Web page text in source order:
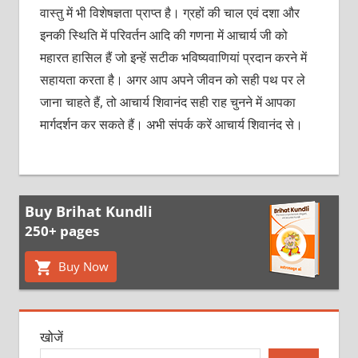
वास्तु में भी विशेषज्ञता प्राप्त है। ग्रहों की चाल एवं दशा और
इनकी स्थिति में परिवर्तन आदि की गणना में आचार्य जी को
महारत हासिल हैं जो इन्हें सटीक भविष्यवाणियां प्रदान करने में
सहायता करता है। अगर आप अपने जीवन को सही पथ पर ले
जाना चाहते हैं, तो आचार्य शिवानंद सही राह चुनने में आपका
मार्गदर्शन कर सकते हैं। अभी संपर्क करें आचार्य शिवानंद से।
Buy Brihat Kundli
250+ pages
Buy Now
खोजें